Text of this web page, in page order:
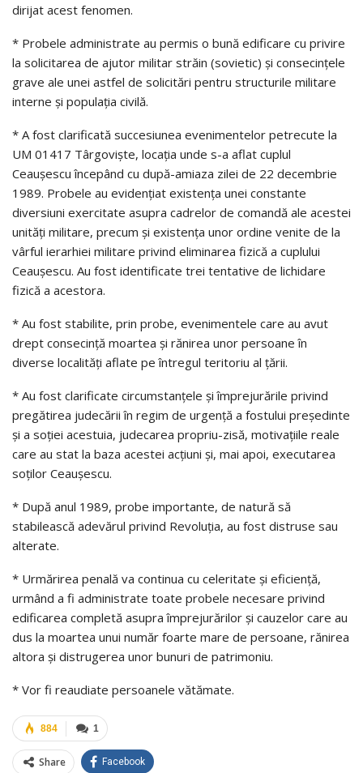
dirijat acest fenomen.
* Probele administrate au permis o bună edificare cu privire
la solicitarea de ajutor militar străin (sovietic) şi consecinţele
grave ale unei astfel de solicitări pentru structurile militare
interne şi populaţia civilă.
* A fost clarificată succesiunea evenimentelor petrecute la
UM 01417 Târgovişte, locaţia unde s-a aflat cuplul
Ceauşescu începând cu după-amiaza zilei de 22 decembrie
1989. Probele au evidenţiat existenţa unei constante
diversiuni exercitate asupra cadrelor de comandă ale acestei
unităţi militare, precum şi existenţa unor ordine venite de la
vârful ierarhiei militare privind eliminarea fizică a cuplului
Ceauşescu. Au fost identificate trei tentative de lichidare
fizică a acestora.
* Au fost stabilite, prin probe, evenimentele care au avut
drept consecinţă moartea şi rănirea unor persoane în
diverse localităţi aflate pe întregul teritoriu al ţării.
* Au fost clarificate circumstanţele şi împrejurările privind
pregătirea judecării în regim de urgenţă a fostului preşedinte
şi a soţiei acestuia, judecarea propriu-zisă, motivaţiile reale
care au stat la baza acestei acţiuni şi, mai apoi, executarea
soţilor Ceauşescu.
* După anul 1989, probe importante, de natură să
stabilească adevărul privind Revoluţia, au fost distruse sau
alterate.
* Urmărirea penală va continua cu celeritate şi eficienţă,
urmând a fi administrate toate probele necesare privind
edificarea completă asupra împrejurărilor şi cauzelor care au
dus la moartea unui număr foarte mare de persoane, rănirea
altora şi distrugerea unor bunuri de patrimoniu.
* Vor fi reaudiate persoanele vătămate.
1
884
Share Facebook